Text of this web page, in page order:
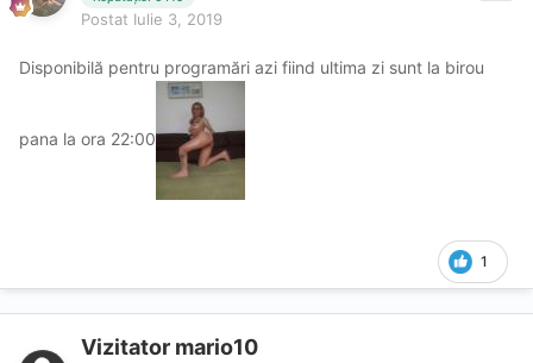
Postat Iulie 3, 2019
Disponibilă pentru programări azi fiind ultima zi sunt la birou
pana la ora 22:00
1
Vizitator mario10